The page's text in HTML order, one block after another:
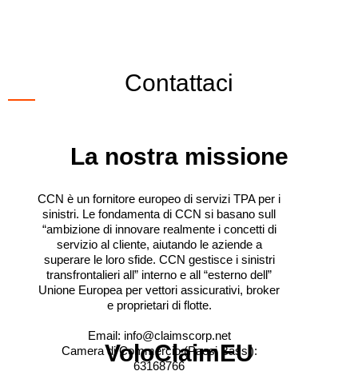
Contattaci
VoloClaimEU
La nostra missione
CCN è un fornitore europeo di servizi TPA per i
sinistri. Le fondamenta di CCN si basano sull
“ambizione di innovare realmente i concetti di
servizio al cliente, aiutando le aziende a
superare le loro sfide. CCN gestisce i sinistri
transfrontalieri all” interno e all “esterno dell”
Unione Europea per vettori assicurativi, broker
e proprietari di flotte.
Email: info@claimscorp.net
Camera di Commercio (Paesi Bassi):
63168766